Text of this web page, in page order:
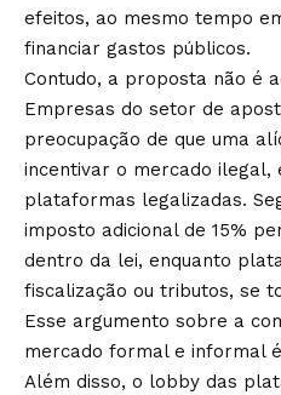
efeitos, ao mesmo tempo
financiar gastos públicos.
Contudo, a proposta não é
Empresas do setor de
preocupação de que uma
incentivar o mercado ilegal,
plataformas legalizadas.
imposto adicional de 15%
dentro da lei, enquanto
fiscalização ou tributos, se
Esse argumento sobre a
mercado formal e informal
Além disso, o lobby das